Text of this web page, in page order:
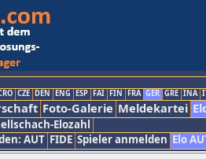
CZE DEN ENG ESP FAI FIN FRA GER GRE INA
Foto-Galerie Meldekartei
Elozahl
AUT FIDE Spieler anmelden Elo